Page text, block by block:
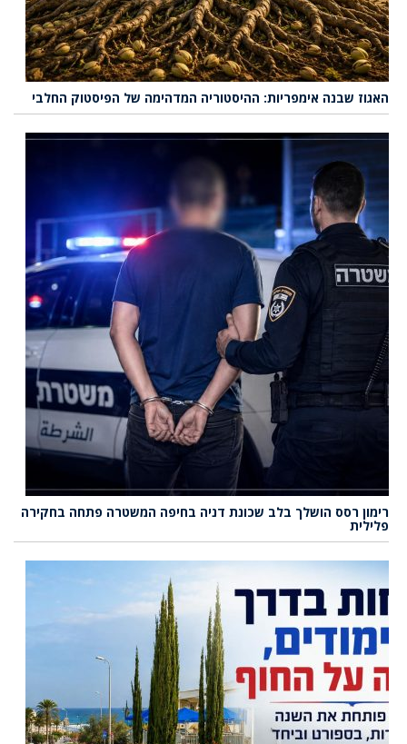
האגוז שבנה אימפריות: ההיסטוריה המדהימה של הפיסטוק החלבי
רימון רסס הושלך בלב שכונת דניה בחיפה המשטרה פתחה בחקירה
פלילית